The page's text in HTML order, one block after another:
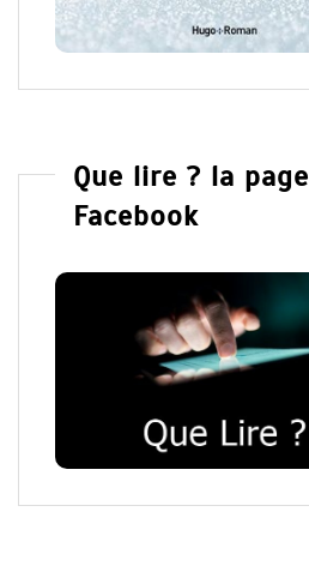
Que lire ? la page
Facebook